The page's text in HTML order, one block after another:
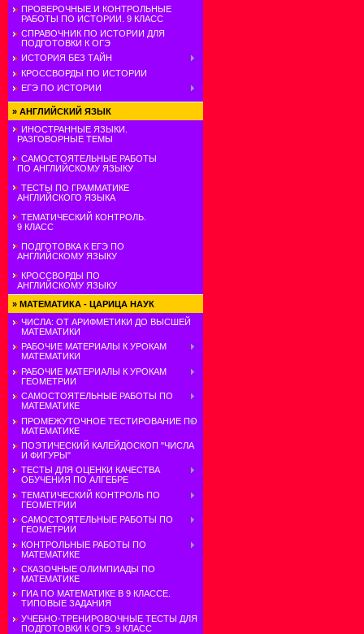
ПРОВЕРОЧНЫЕ И КОНТРОЛЬНЫЕ
РАБОТЫ ПО ИСТОРИИ. 9 КЛАСС
СПРАВОЧНИК ПО ИСТОРИИ ДЛЯ
ПОДГОТОВКИ К ОГЭ
ИСТОРИЯ БЕЗ ТАЙН
КРОССВОРДЫ ПО ИСТОРИИ
ЕГЭ ПО ИСТОРИИ
» АНГЛИЙСКИЙ ЯЗЫК
ИНОСТРАННЫЕ ЯЗЫКИ.
РАЗГОВОРНЫЕ ТЕМЫ
САМОСТОЯТЕЛЬНЫЕ РАБОТЫ
ПО АНГЛИЙСКОМУ ЯЗЫКУ
ТЕСТЫ ПО ГРАММАТИКЕ
АНГЛИЙСКОГО ЯЗЫКА
ТЕМАТИЧЕСКИЙ КОНТРОЛЬ.
9 КЛАСС
ПОДГОТОВКА К ЕГЭ ПО
АНГЛИЙСКОМУ ЯЗЫКУ
КРОССВОРДЫ ПО
АНГЛИЙСКОМУ ЯЗЫКУ
» МАТЕМАТИКА - ЦАРИЦА НАУК
ЧИСЛА: ОТ АРИФМЕТИКИ ДО ВЫСШЕЙ
МАТЕМАТИКИ
РАБОЧИЕ МАТЕРИАЛЫ К УРОКАМ
МАТЕМАТИКИ
РАБОЧИЕ МАТЕРИАЛЫ К УРОКАМ
ГЕОМЕТРИИ
САМОСТОЯТЕЛЬНЫЕ РАБОТЫ ПО
МАТЕМАТИКЕ
ПРОМЕЖУТОЧНОЕ ТЕСТИРОВАНИЕ ПО
МАТЕМАТИКЕ
ПОЭТИЧЕСКИЙ КАЛЕЙДОСКОП "ЧИСЛА
И ФИГУРЫ"
ТЕСТЫ ДЛЯ ОЦЕНКИ КАЧЕСТВА
ОБУЧЕНИЯ ПО АЛГЕБРЕ
ТЕМАТИЧЕСКИЙ КОНТРОЛЬ ПО
ГЕОМЕТРИИ
САМОСТОЯТЕЛЬНЫЕ РАБОТЫ ПО
ГЕОМЕТРИИ
КОНТРОЛЬНЫЕ РАБОТЫ ПО
МАТЕМАТИКЕ
СКАЗОЧНЫЕ ОЛИМПИАДЫ ПО
МАТЕМАТИКЕ
ГИА ПО МАТЕМАТИКЕ В 9 КЛАССЕ.
ТИПОВЫЕ ЗАДАНИЯ
УЧЕБНО-ТРЕНИРОВОЧНЫЕ ТЕСТЫ ДЛЯ
ПОДГОТОВКИ К ОГЭ. 9 КЛАСС